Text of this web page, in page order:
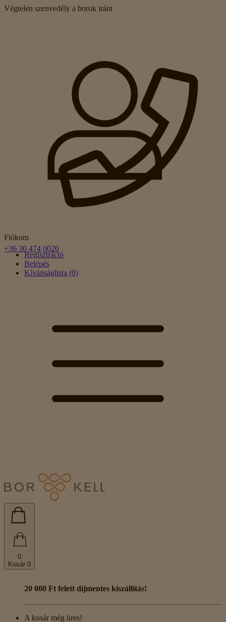
Végtelen szenvedély a borok iránt
Fiókom
Regisztráció
Belépés
Kívánságlista (0)
+36 30 474 0020
0
Kosár 0
20 000 Ft felett díjmentes kiszállítás!
A kosár még üres!